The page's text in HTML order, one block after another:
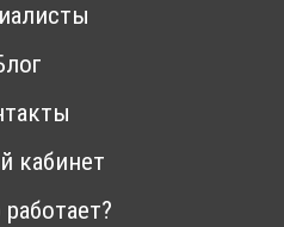
кабинет